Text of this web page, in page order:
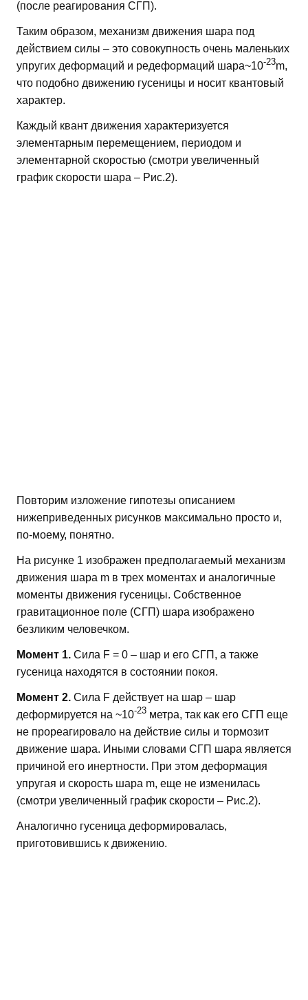
(после реагирования СГП).
Таким образом, механизм движения шара под
действием силы – это совокупность очень маленьких
упругих деформаций и редеформаций шара~10-23m,
что подобно движению гусеницы и носит квантовый
характер.
Каждый квант движения характеризуется
элементарным перемещением, периодом и
элементарной скоростью (смотри увеличенный
график скорости шара – Рис.2).
Повторим изложение гипотезы описанием
нижеприведенных рисунков максимально просто и,
по-моему, понятно.
На рисунке 1 изображен предполагаемый механизм
движения шара m в трех моментах и аналогичные
моменты движения гусеницы. Собственное
гравитационное поле (СГП) шара изображено
безликим человечком.
Момент 1. Сила F = 0 – шар и его СГП, а также
гусеница находятся в состоянии покоя.
Момент 2. Сила F действует на шар – шар
деформируется на ~10-23 метра, так как его СГП еще
не прореагировало на действие силы и тормозит
движение шара. Иными словами СГП шара является
причиной его инертности. При этом деформация
упругая и скорость шара m, еще не изменилась
(смотри увеличенный график скорости – Рис.2).
Аналогично гусеница деформировалась,
приготовившись к движению.